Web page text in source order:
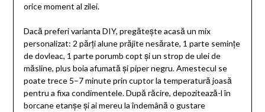
orice moment al zilei.
Dacă preferi varianta DIY, pregătește acasă un mix
personalizat: 2 părți alune prăjite nesărate, 1 parte semințe
de dovleac, 1 parte porumb copt și un strop de ulei de
măsline, plus boia afumată și piper negru. Amestecul se
poate trece 5–7 minute prin cuptor la temperatură joasă
pentru a fixa condimentele. După răcire, depozitează-l în
borcane etanșe și ai mereu la îndemână o gustare